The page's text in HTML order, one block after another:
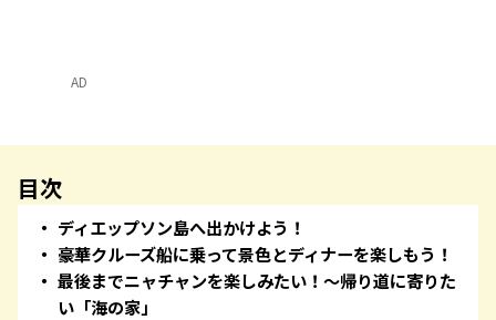
AD
目次
ディエップソン島へ出かけよう！
豪華クルーズ船に乗って景色とディナーを楽しもう！
最後までニャチャンを楽しみたい！〜帰り道に寄りた
い「海の家」